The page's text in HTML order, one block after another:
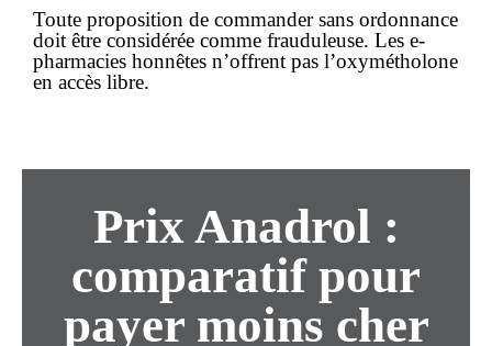
Toute proposition de commander sans ordonnance
doit être considérée comme frauduleuse. Les e-
pharmacies honnêtes n’offrent pas l’oxymétholone
en accès libre.
Prix Anadrol :
comparatif pour
payer moins cher